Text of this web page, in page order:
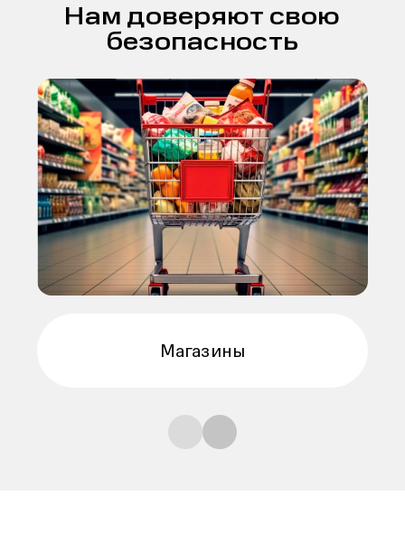
Нам доверяют свою
безопасность
Магазины